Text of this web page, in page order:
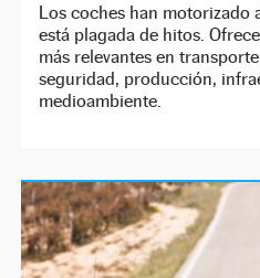
Los coches han motorizado
está plagada de hitos.
más relevantes en
seguridad, producción,
medioambiente.